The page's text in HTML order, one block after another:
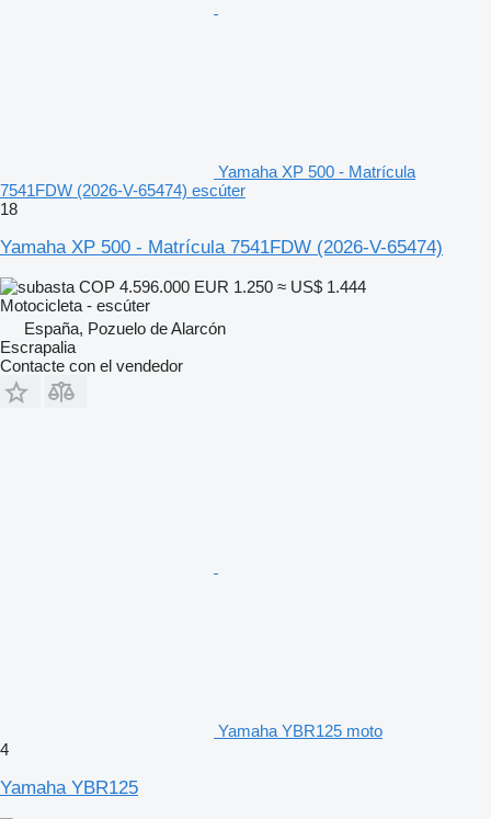
Yamaha XP 500 - Matrícula
7541FDW (2026-V-65474) escúter
18
Yamaha XP 500 - Matrícula 7541FDW (2026-V-65474)
COP 4.596.000 EUR 1.250 ≈ US$ 1.444
Motocicleta - escúter
España, Pozuelo de Alarcón
Escrapalia
Contacte con el vendedor
Yamaha YBR125 moto
4
Yamaha YBR125